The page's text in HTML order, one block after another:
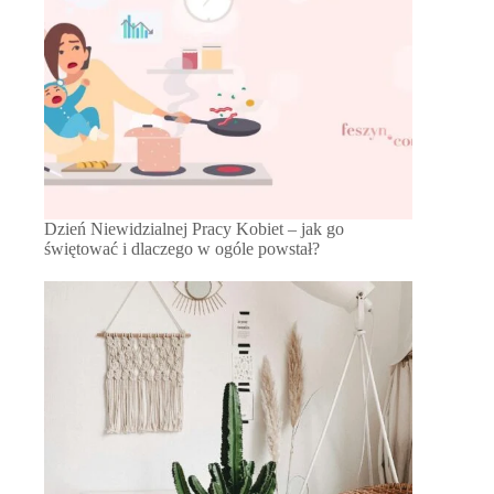
Dzień Niewidzialnej Pracy Kobiet – jak go
świętować i dlaczego w ogóle powstał?